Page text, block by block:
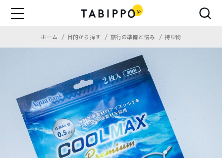
ホーム 目的から探す 旅行の準備と悩み 持ち物